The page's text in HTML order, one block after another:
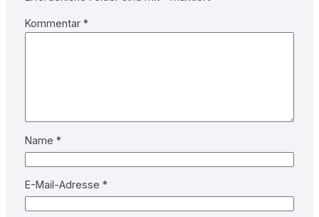
Kommentar *
Name *
E-Mail-Adresse *